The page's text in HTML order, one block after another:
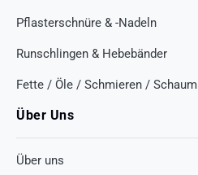
Pflasterschnüre & -Nadeln
Runschlingen & Hebebänder
Fette / Öle / Schmieren / Schaum
Über Uns
Über uns